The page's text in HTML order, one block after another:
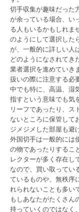
切手収集が趣味だった
が余っている場合、い
る人もいるかもしれま
のようにして選択した
が、一般的に詳しい人
どのようになされてき
業者選択を進めていき
扱いの際に注意する必
中でも特に、高温、湿
指すという意味でも気
リーフであったり、ス
ないところに保管して
ジメジメした部屋も避
外国切手は一般的には
の物であったりするこ
レクターが多く存在し
なので、買い取ってい
ているものや、無秩序
れられないことも多い
もしあなたがたくさん
持っていくのではなく